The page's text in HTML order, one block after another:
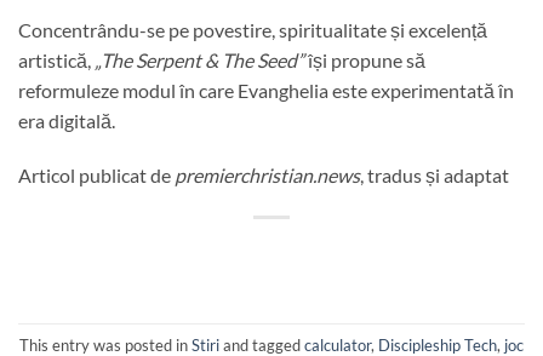
Concentrându-se pe povestire, spiritualitate și excelență
artistică,
„The Serpent & The Seed”își propune să
reformuleze modul în care Evanghelia este experimentată în
era digitală.
Articol publicat de premierchristian.news, tradus și adaptat
This entry was posted inStiriand taggedcalculator, Discipleship Tech, joc